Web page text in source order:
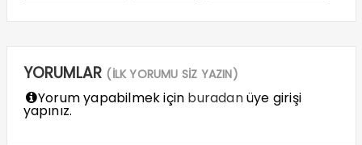
YORUMLAR (İLK YORUMU SİZ YAZIN)
Yorum yapabilmek için buradanüye girişi
yapınız.